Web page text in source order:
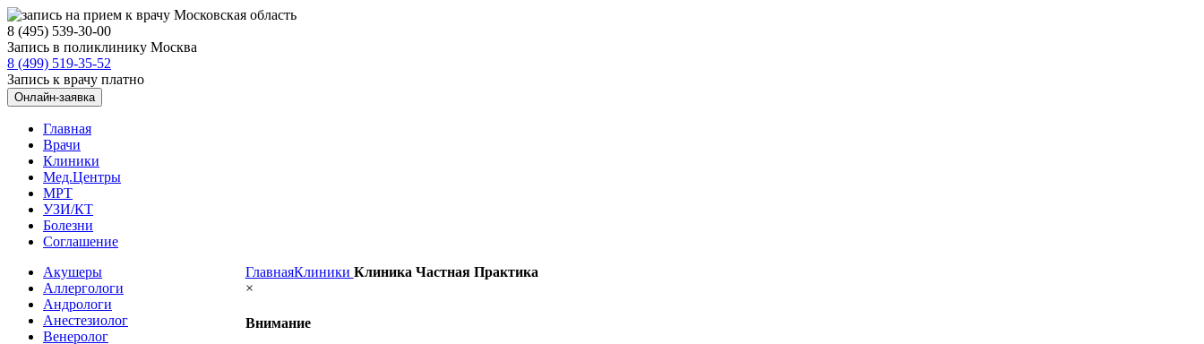
8 (495) 539-30-00
Запись в поликлинику Москва
8 (499) 519-35-52
Запись к врачу платно
Онлайн-заявка
Главная
Врачи
Клиники
Мед.Центры
МРТ
УЗИ/КТ
Болезни
Соглашение
ГлавнаяКлиники Клиника Частная Практика
×
Внимание
Акушеры
Аллергологи
Андрологи
Анестезиолог
Венеролог